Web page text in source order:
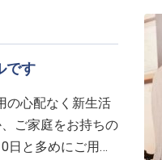
です
の心配なく新生活
ご家庭をお持ちの
と多めにご用意